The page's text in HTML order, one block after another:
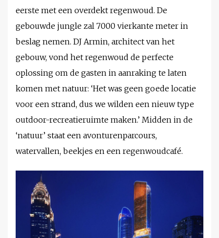
eerste met een overdekt regenwoud. De
gebouwde jungle zal 7000 vierkante meter in
beslag nemen. DJ Armin, architect van het
gebouw, vond het regenwoud de perfecte
oplossing om de gasten in aanraking te laten
komen met natuur: ‘Het was geen goede locatie
voor een strand, dus we wilden een nieuw type
outdoor-recreatieruimte maken.’ Midden in de
‘natuur’ staat een avonturenparcours,
watervallen, beekjes en een regenwoudcafé.